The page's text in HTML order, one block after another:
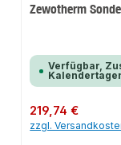
Zewotherm
Verfügbar,
Regulärer Preis:
219,74 €
zzgl.